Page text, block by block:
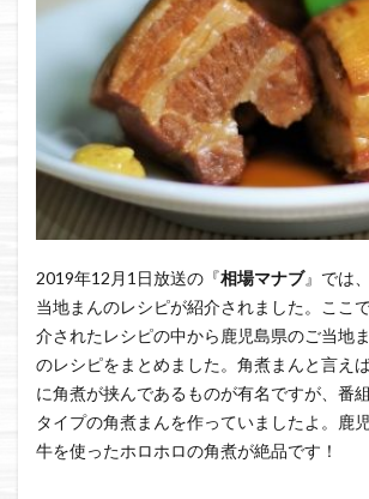
2019年12月1日放送の『相場マナブ』では
当地まんのレシピが紹介されました。ここ
介されたレシピの中から鹿児島県のご当地
のレシピをまとめました。角煮まんと言え
に角煮が挟んであるものが有名ですが、番
タイプの角煮まんを作っていましたよ。鹿
牛を使ったホロホロの角煮が絶品です！